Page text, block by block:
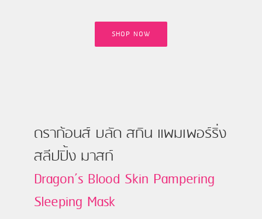
SHOP NOW
ดราก้อนส์ บลัด สกิน แพมเพอร์ริ่ง
สลีปปิ้ง มาสก์
Dragon’s Blood Skin Pampering
Sleeping Mask